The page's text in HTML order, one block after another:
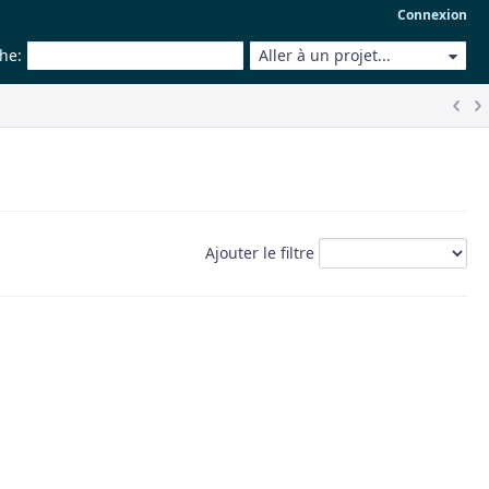
Connexion
: Aller à un projet...
Ajouter le filtre